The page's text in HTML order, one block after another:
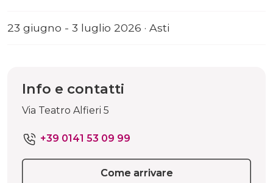
23 giugno - 3 luglio 2026 · Asti
Info e contatti
Via Teatro Alfieri 5
+39 0141 53 09 99
Come arrivare